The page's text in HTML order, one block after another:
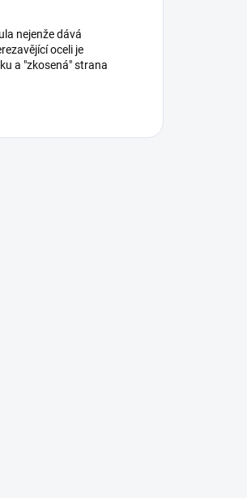
nejenže dává
oceli je
a "zkosená" strana